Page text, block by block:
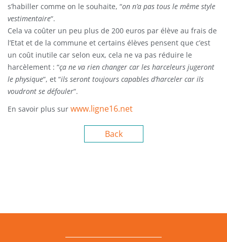
s’habiller comme on le souhaite, “on n’a pas tous le même style
vestimentaire“.
Cela va coûter un peu plus de 200 euros par élève au frais de
l’Etat et de la commune et certains élèves pensent que c’est
un coût inutile car selon eux, cela ne va pas réduire le
harcèlement : “ça ne va rien changer car les harceleurs jugeront
le physique“, et “ils seront toujours capables d’harceler car ils
voudront se défouler“.
En savoir plus sur www.ligne16.net
Back